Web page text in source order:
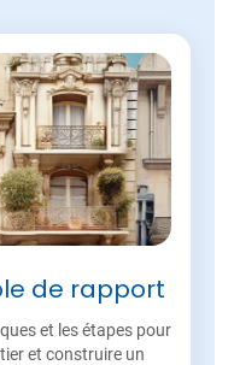
de rapport
et les étapes pour
et construire un